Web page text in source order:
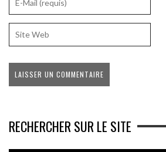
RECHERCHER SUR LE SITE